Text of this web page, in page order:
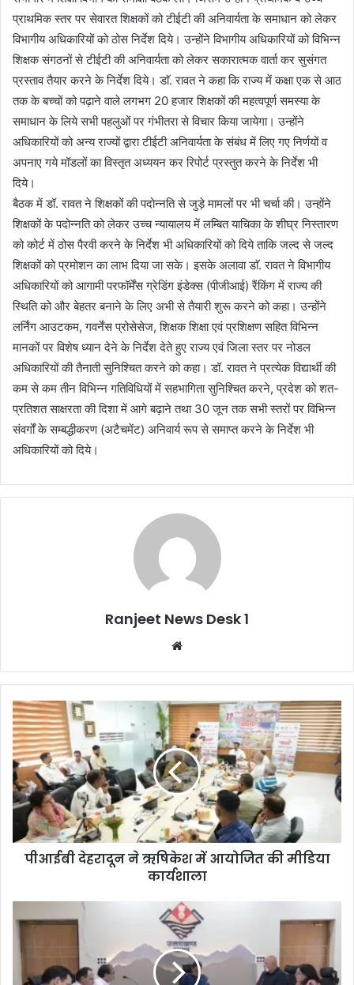
प्राथमिक स्तर पर सेवारत शिक्षकों को टीईटी की अनिवार्यता के समाधान को लेकर
विभागीय अधिकारियों को ठोस निर्देश दिये। उन्होंने विभागीय अधिकारियों को विभिन्न
शिक्षक संगठनों से टीईटी की अनिवार्यता को लेकर सकारात्मक वार्ता कर सुसंगत
प्रस्ताव तैयार करने के निर्देश दिये। डाॅ. रावत ने कहा कि राज्य में कक्षा एक से आठ
तक के बच्चों को पढ़ाने वाले लगभग 20 हजार शिक्षकों की महत्वपूर्ण समस्या के
समाधान के लिये सभी पहलुओं पर गंभीतरा से विचार किया जायेगा। उन्होंने
अधिकारियों को अन्य राज्यों द्वारा टीईटी अनिवार्यता के संबंध में लिए गए निर्णयों व
अपनाए गये मॉडलों का विस्तृत अध्ययन कर रिपोर्ट प्रस्तुत करने के निर्देश भी
दिये।
बैठक में डॉ. रावत ने शिक्षकों की पदोन्नति से जुड़े मामलों पर भी चर्चा की। उन्होंने
शिक्षकों के पदोन्नति को लेकर उच्च न्यायालय में लम्बित याचिका के शीघ्र निस्तारण
को कोर्ट में ठोस पैरवी करने के निर्देश भी अधिकारियों को दिये ताकि जल्द से जल्द
शिक्षकों को प्रमोशन का लाभ दिया जा सके। इसके अलावा डाॅ. रावत ने विभागीय
अधिकारियों को आगामी परफॉर्मेंस ग्रेडिंग इंडेक्स (पीजीआई) रैंकिंग में राज्य की
स्थिति को और बेहतर बनाने के लिए अभी से तैयारी शुरू करने को कहा। उन्होंने
लर्निंग आउटकम, गवर्नेंस प्रोसेसेज, शिक्षक शिक्षा एवं प्रशिक्षण सहित विभिन्न
मानकों पर विशेष ध्यान देने के निर्देश देते हुए राज्य एवं जिला स्तर पर नोडल
अधिकारियों की तैनाती सुनिश्चित करने को कहा। डॉ. रावत ने प्रत्येक विद्यार्थी की
कम से कम तीन विभिन्न गतिविधियों में सहभागिता सुनिश्चित करने, प्रदेश को शत-
प्रतिशत साक्षरता की दिशा में आगे बढ़ाने तथा 30 जून तक सभी स्तरों पर विभिन्न
संवर्गों के सम्बद्धीकरण (अटैचमेंट) अनिवार्य रूप से समाप्त करने के निर्देश भी
अधिकारियों को दिये।
Ranjeet News Desk 1
te
पीआईबी देहरादून ने ऋषिकेश में आयोजित की मीडिया
कार्यशाला